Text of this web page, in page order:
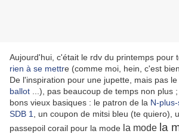
Aujourd'hui, c'était le rdv du printemps pour
rien à se mettre (comme moi, hein, c'est
De l'inspiration pour une jupette, mais pas
ballot ...), pas beaucoup de temps non plus
bons vieux basiques : le patron de la N-
SDB 1
, un coupon de mitsi bleu (te quiero),
passepoil corail pour la mode la mode la